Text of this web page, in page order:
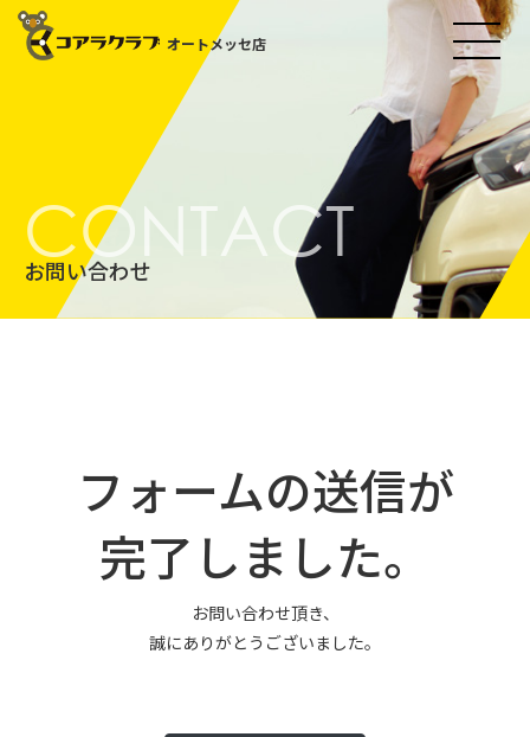
オートメッセ店
お問い合わせ
CONTACT
フォームの送信が
完了しました。
お問い合わせ頂き、
誠にありがとうございました。